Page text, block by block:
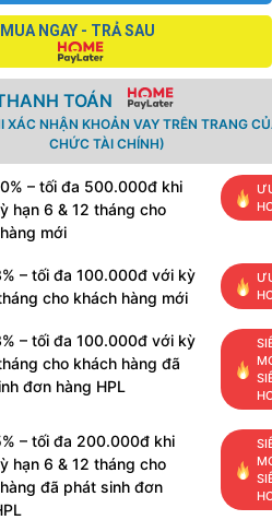
MUA NGAY - TRẢ SAU
TOÁN
XÁC NHẬN KHOẢN VAY TRÊN TRANG
CHỨC TÀI CHÍNH)
– tối đa 500.000đ khi
hạn 6 & 12 tháng cho
mới
– tối đa 100.000đ với kỳ
cho khách hàng mới
– tối đa 100.000đ với kỳ
cho khách hàng đã
đơn hàng HPL
– tối đa 200.000đ khi
hạn 6 & 12 tháng cho
đã phát sinh đơn